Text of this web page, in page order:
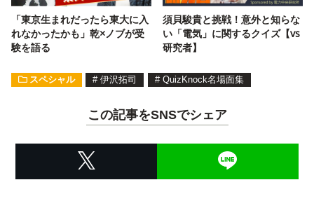
「東京生まれだったら東大に入
れなかったかも」乾×ノブが受
験を語る
須貝駿貴と挑戦！意外と知らな
い「電気」に関するクイズ【vs
研究者】
スペシャル # 伊沢拓司 # QuizKnock名場面集
この記事をSNSでシェア